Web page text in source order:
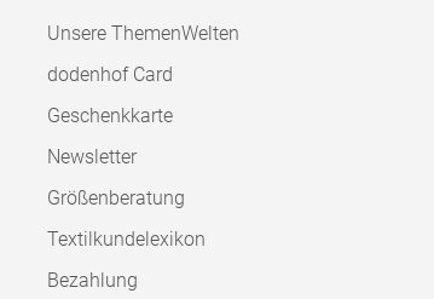
Unsere ThemenWelten
dodenhof Card
Geschenkkarte
Newsletter
Größenberatung
Textilkundelexikon
Bezahlung